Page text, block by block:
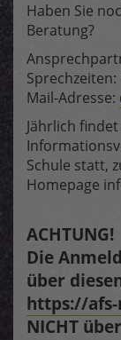
Haben Sie
Beratung?
Mail-Adresse:
Jährlich
Schule statt,
Homepage
ACHTUNG!
Die
über
https://
NICHT